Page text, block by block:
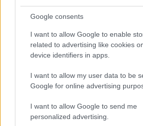
Google consents
I want to allow Google to enable
related to advertising like cookies
device identifiers in apps.
I want to allow my user data to be
Google for online advertising
I want to allow Google to send me
personalized advertising.
Ključni modni trendi,
zaznamovali jesen
njih komaj čakamo na